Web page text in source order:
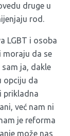
druge u
rod.
LGBT i osoba
moraju da se
ja, dakle
opciju da
prikladna
već nam ni
je reforma
može nas